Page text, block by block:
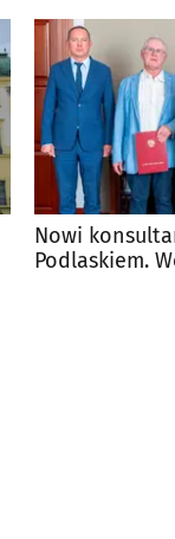
Nowi
Podlaskiem.